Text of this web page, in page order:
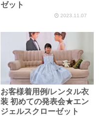
ゼット
2023.11.07
お客様着用例/レンタル衣
装 初めての発表会★エン
ジェルスクローゼット